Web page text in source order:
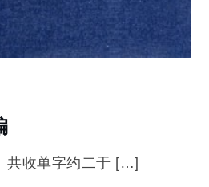
共收单字约二于 […]